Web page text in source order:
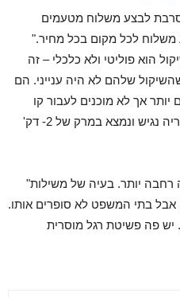
לבצע משלוח מטעמים
משלוח לכל מקום בכל מחיר."
הוא פוליטי ולא כלכלי – זה
שלהם לא היה ענייני. הם
אך לא מוכנים לעבור קו
דמיוני שנקרא 'הקו הירוק'. הישוב נריה נגיש ונמצא במרק של 2- דק'
רחבה יותר. בעיה של משילות"
בתי המשפט לא סופרים אותו.
יש פה פשיטת רגל מוסרית